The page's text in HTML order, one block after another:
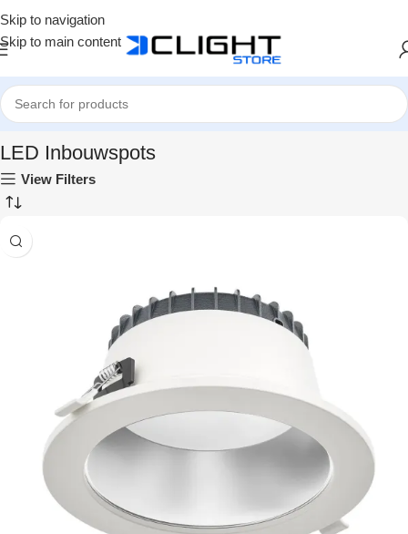
Skip to navigation
Skip to main content
Home LED Inbouwspots
LED Inbouwspots
View Filters